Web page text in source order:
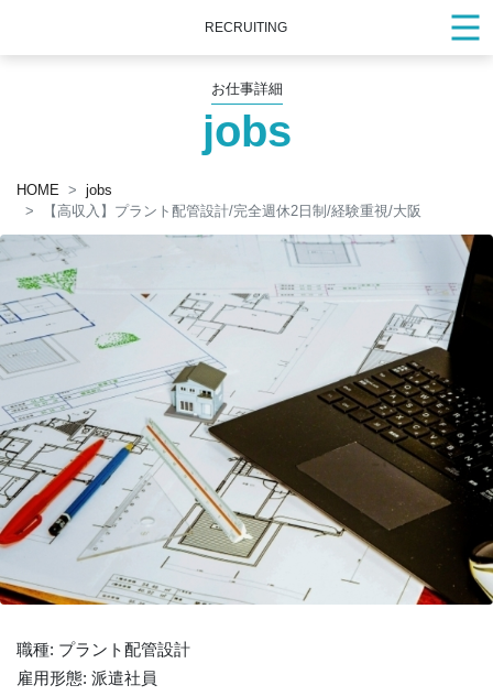
RECRUITING
お仕事詳細
jobs
HOME
jobs
【高収入】プラント配管設計/完全週休2日制/経験重視/大阪
職種: プラント配管設計
雇用形態: 派遣社員